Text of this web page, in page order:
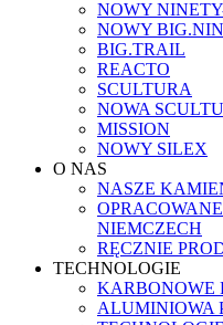
NOWY
NOWY
BIG.TRAIL
REACTO
SCULTURA
NOWA
MISSION
NOWY SILEX
O NAS
NASZE
NIEMCZECH
RĘCZNIE
TECHNOLOGIE
KARBONOWE
ALUMINIOWA